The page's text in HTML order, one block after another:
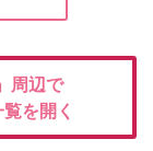
」周辺で
を開く